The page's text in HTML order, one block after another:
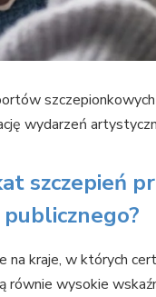
wydarzeń
szczepień
publicznego?
na kraje, w których
równie wysokie